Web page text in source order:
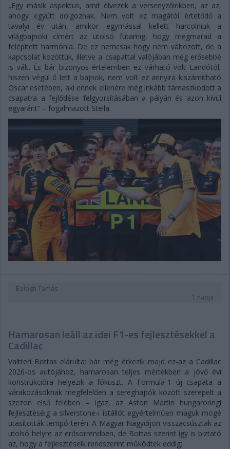
„Egy másik aspektus, amit élvezek a versenyzőinkben, az az,
ahogy együtt dolgoznak. Nem volt ez magától értetődő a
tavalyi év után, amikor egymással kellett harcolniuk a
világbajnoki címért az utolsó futamig, hogy megmarad a
felépített harmónia. De ez nemcsak hogy nem változott, de a
kapcsolat közöttük, illetve a csapattal valójában még erősebbé
is vált. És bár bizonyos értelemben ez várható volt Landótól,
hiszen végül ő lett a bajnok, nem volt ez annyira kiszámítható
Oscar esetében, aki ennek ellenére még inkább támaszkodott a
csapatra a fejlődése felgyorsításában a pályán és azon kívül
egyaránt” – fogalmazott Stella.
Balogh Tamás
1 napja
Hamarosan leáll az idei F1-es fejlesztésekkel a
Cadillac
Valtteri Bottas elárulta: bár még érkezik majd ez-az a Cadillac
2026-os autójához, hamarosan teljes mértékben a jövő évi
konstrukcióra helyezik a fókuszt. A Formula-1 új csapata a
várakozásoknak megfelelően a sereghajtók között szerepelt a
szezon első felében – igaz, az Aston Martin hungaroringi
fejlesztéséig a silverstone-i istállót egyértelműen maguk mögé
utasították tempó terén. A Magyar Nagydíjon visszacsúsztak az
utolsó helyre az erősorrendben, de Bottas szerint így is biztató
az, hogy a fejlesztéseik rendszerint működtek eddig: